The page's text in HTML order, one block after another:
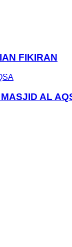
FIKIRAN
AL